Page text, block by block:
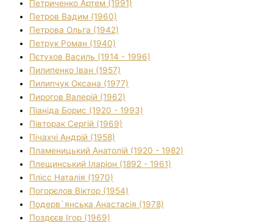
Петриченко Артем (1991)
Петров Вадим (1960)
Петрова Ольга (1942)
Петрук Роман (1940)
Пєтухов Василь (1914 - 1996)
Пилипенко Іван (1957)
Пилипчук Оксана (1977)
Пирогов Валерій (1962)
Піаніда Борис (1920 - 1993)
Півторак Сергій (1969)
Пічахчі Андрій (1958)
Пламеницький Анатолій (1920 - 1982)
Плещинський Іларіон (1892 - 1961)
Плісс Наталія (1970)
Погорєлов Віктор (1954)
Подерв`янська Анастасія (1978)
Поздєєв Ігор (1969)